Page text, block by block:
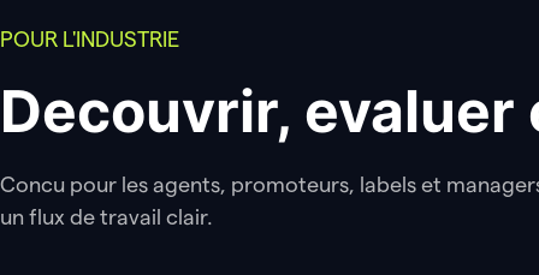
POUR L'INDUSTRIE
Decouvrir,
Concu pour les agents, promoteurs, labels et
un flux de travail clair.